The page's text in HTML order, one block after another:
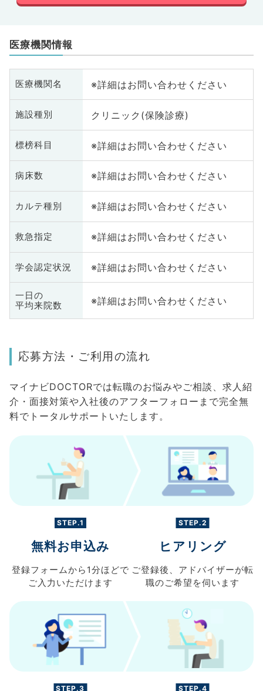
医療機関情報
医療機関名 ※詳細はお問い合わせください
施設種別 クリニック(保険診療)
標榜科目 ※詳細はお問い合わせください
病床数 ※詳細はお問い合わせください
カルテ種別 ※詳細はお問い合わせください
救急指定 ※詳細はお問い合わせください
学会認定状況 ※詳細はお問い合わせください
一日の
平均来院数
※詳細はお問い合わせください
応募方法・ご利用の流れ
マイナビDOCTORでは転職のお悩みやご相談、求人紹
介・面接対策や入社後のアフターフォローまで完全無
料でトータルサポートいたします。
STEP.1
無料お申込み
登録フォームから 1分ほどで
ご入力 いただけます
STEP.2
ヒアリング
ご登録後、 アドバイザーが転
職のご希望を伺います
STEP.3 STEP.4